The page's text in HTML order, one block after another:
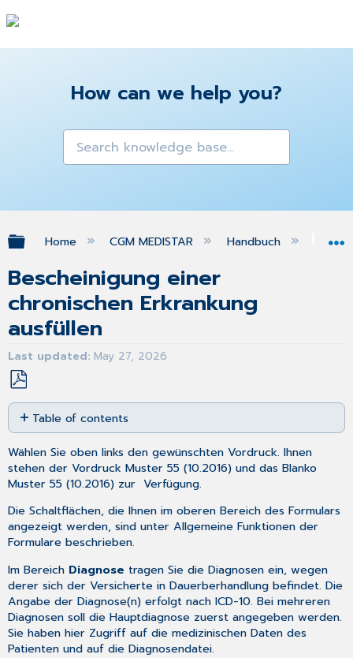
How can we help you?
Expand/collapse global hierarchy
Home CGM MEDISTAR Handbuch
Bescheinigung einer
chronischen Erkrankung
ausfüllen
Last updated May 27, 2026
Save
as
PDF
Table of contents
No
headers
Wählen Sie oben links den gewünschten Vordruck. Ihnen
stehen der Vordruck Muster 55 (10.2016) und das Blanko
Muster 55 (10.2016) zur Verfügung.
Die Schaltflächen, die Ihnen im oberen Bereich des Formulars
angezeigt werden, sind unterAllgemeine Funktionen der
Formulare beschrieben.
Im Bereich Diagnose tragen Sie die Diagnosen ein, wegen
derer sich der Versicherte in Dauerberhandlung befindet. Die
Angabe der Diagnose(n) erfolgt nach ICD-10. Bei mehreren
Diagnosen soll die Hauptdiagnose zuerst angegeben werden.
Sie haben hier Zugriff auf diemedizinischen Daten des
Patienten und auf dieDiagnosendatei.